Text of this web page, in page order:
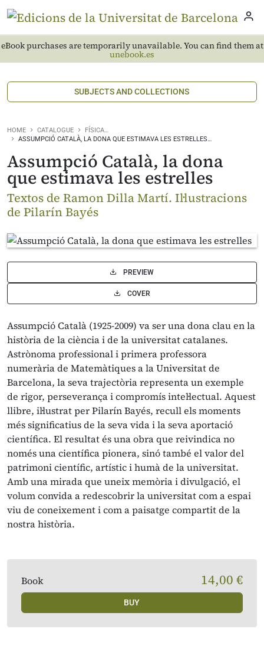
eBook purchases are temporarily unavailable. You can find them at
unebook.es
SUBJECTS AND COLLECTIONS
HOME CATALOGUE
FÍSICA…
ASSUMPCIÓ CATALÀ, LA DONA QUE ESTIMAVA LES ESTRELLES…
Assumpció Català, la dona
que estimava les estrelles
Textos de Ramon Dilla Martí. Il·lustracions
de Pilarín Bayés
PREVIEW
COVER
Assumpció Català (1925-2009) va ser una dona clau en la
història de la ciència i de la universitat catalanes.
Astrònoma professional i primera professora
numerària de Matemàtiques a la Universitat de
Barcelona, la seva trajectòria representa un exemple
de rigor, perseverança i compromís intel·lectual. Aquest
llibre, il·lustrat per Pilarín Bayés, recull els moments
més significatius de la seva vida i la seva aportació
científica. El resultat és una obra que reivindica no
només una científica pionera, sinó també el valor del
patrimoni científic, artístic i humà de la universitat.
Amb una mirada que uneix memòria i divulgació, el
volum convida a redescobrir la universitat com a espai
viu de coneixement i com a paisatge compartit de la
nostra història.
Book 14,00 €
BUY